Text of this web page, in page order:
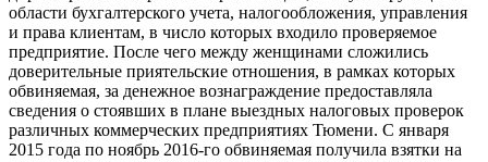
области бухгалтерского учета, налогообложения, управления
и права клиентам, в число которых входило проверяемое
предприятие. После чего между женщинами сложились
доверительные приятельские отношения, в рамках которых
обвиняемая, за денежное вознаграждение предоставляла
сведения о стоявших в плане выездных налоговых проверок
различных коммерческих предприятиях Тюмени. С января
2015 года по ноябрь 2016-го обвиняемая получила взятки на